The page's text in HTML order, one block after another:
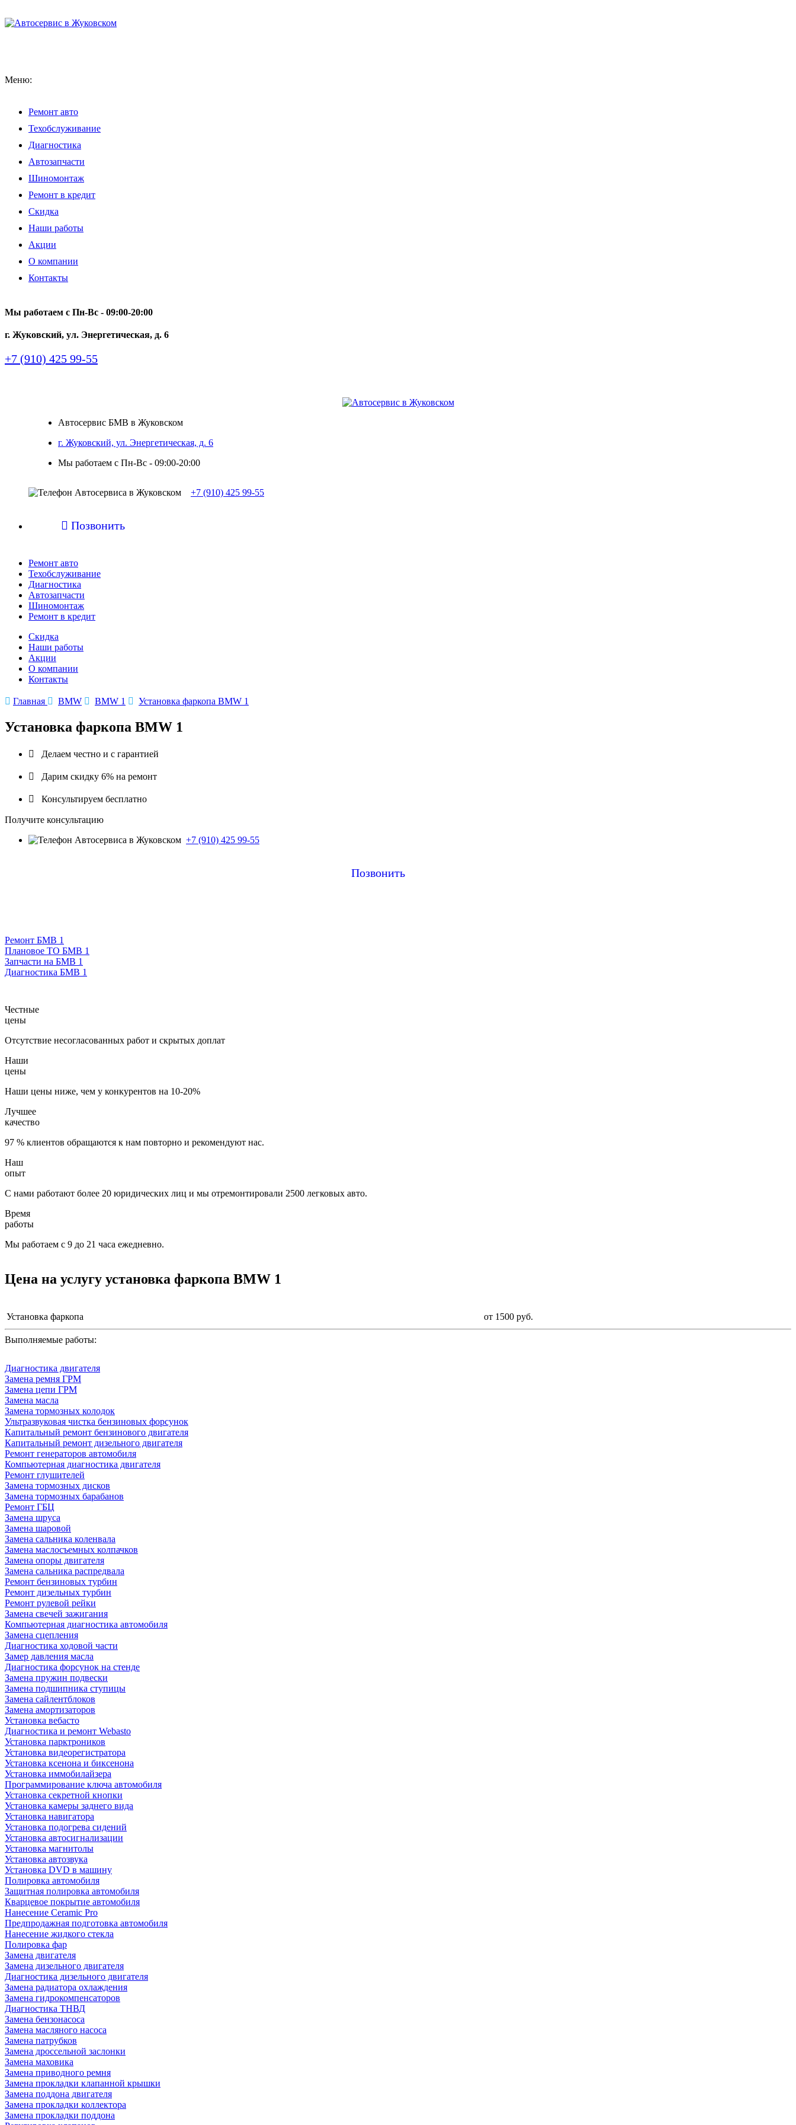
Меню:
Ремонт авто
Техобслуживание
Диагностика
Автозапчасти
Шиномонтаж
Ремонт в кредит
Скидка
Наши работы
Акции
О компании
Контакты
Мы работаем с Пн-Вc - 09:00-20:00
г. Жуковский, ул. Энергетическая, д. 6
+7 (910) 425 99-55
Автосервис БМВ в Жуковском
г. Жуковский, ул. Энергетическая, д. 6
Мы работаем с Пн-Вc - 09:00-20:00
+7 (910) 425 99-55
 Позвонить
Ремонт авто
Техобслуживание
Диагностика
Автозапчасти
Шиномонтаж
Ремонт в кредит
Скидка
Наши работы
Акции
О компании
Контакты
 Главная  BMW  BMW 1  Установка фаркопа BMW 1
Установка фаркопа BMW 1
 Делаем честно и с гарантией
 Дарим скидку 6% на ремонт
 Консультируем бесплатно
Получите консультацию
+7 (910) 425 99-55
Позвонить
Ремонт БМВ 1
Плановое ТО БМВ 1
Запчасти на БМВ 1
Диагностика БМВ 1
Честные
цены
Отсутствие несогласованных работ и скрытых доплат
Наши
цены
Наши цены ниже, чем у конкурентов на 10-20%
Лучшее
качество
97 % клиентов обращаются к нам повторно и рекомендуют нас.
Наш
опыт
С нами работают более 20 юридических лиц и мы отремонтировали 2500 легковых авто.
Время
работы
Мы работаем с 9 до 21 часа ежедневно.
Цена на услугу установка фаркопа BMW 1
Установка фаркопа от 1500 руб.
Выполняемые работы:
Диагностика двигателя
Замена ремня ГРМ
Замена цепи ГРМ
Замена масла
Замена тормозных колодок
Ультразвуковая чистка бензиновых форсунок
Капитальный ремонт бензинового двигателя
Капитальный ремонт дизельного двигателя
Ремонт генераторов автомобиля
Компьютерная диагностика двигателя
Ремонт глушителей
Замена тормозных дисков
Замена тормозных барабанов
Ремонт ГБЦ
Замена шруса
Замена шаровой
Замена сальника коленвала
Замена маслосъемных колпачков
Замена опоры двигателя
Замена сальника распредвала
Ремонт бензиновых турбин
Ремонт дизельных турбин
Ремонт рулевой рейки
Замена свечей зажигания
Компьютерная диагностика автомобиля
Замена сцепления
Диагностика ходовой части
Замер давления масла
Диагностика форсунок на стенде
Замена пружин подвески
Замена подшипника ступицы
Замена сайлентблоков
Замена амортизаторов
Установка вебасто
Диагностика и ремонт Webasto
Установка парктроников
Установка видеорегистратора
Установка ксенона и биксенона
Установка иммобилайзера
Программирование ключа автомобиля
Установка секретной кнопки
Установка камеры заднего вида
Установка навигатора
Установка подогрева сидений
Установка автосигнализации
Установка магнитолы
Установка автозвука
Установка DVD в машину
Полировка автомобиля
Защитная полировка автомобиля
Кварцевое покрытие автомобиля
Нанесение Ceramic Pro
Предпродажная подготовка автомобиля
Нанесение жидкого стекла
Полировка фар
Замена двигателя
Замена дизельного двигателя
Диагностика дизельного двигателя
Замена радиатора охлаждения
Замена гидрокомпенсаторов
Диагностика ТНВД
Замена бензонасоса
Замена масляного насоса
Замена патрубков
Замена дроссельной заслонки
Замена маховика
Замена приводного ремня
Замена прокладки клапанной крышки
Замена поддона двигателя
Замена прокладки коллектора
Замена прокладки поддона